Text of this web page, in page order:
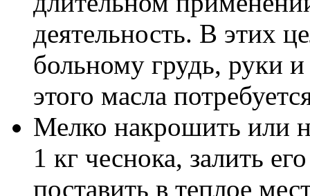
деятельность. В этих
больному грудь, руки
этого масла
Мелко накрошить или
1 кг чеснока, залить
поставить в теплое